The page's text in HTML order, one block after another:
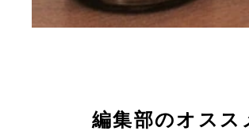
編集部のオスス